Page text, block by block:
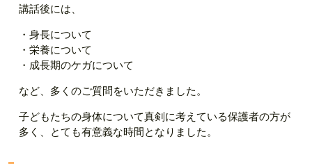
講話後には、
・身長について
・栄養について
・成長期のケガについて
など、多くのご質問をいただきました。
子どもたちの身体について真剣に考えている保護者の方が
多く、とても有意義な時間となりました。